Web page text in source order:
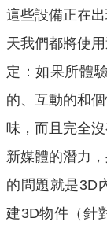
這些設備正在
天我們都將使
定：如果所體
的、互動的和
味，而且完全
新媒體的潛力
的問題就是3D
建3D物件（針